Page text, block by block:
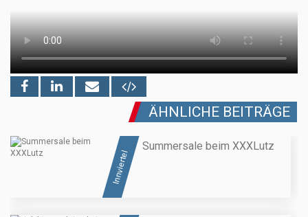
ÄHNLICHE BEITRÄGE
Innviertel
Summersale beim XXXLutz